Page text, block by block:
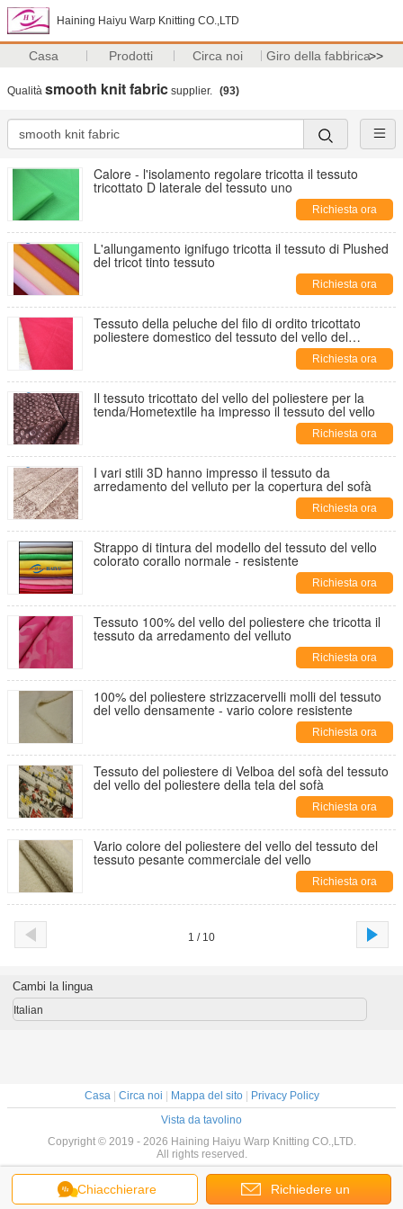
Haining Haiyu Warp Knitting CO.,LTD
Casa Prodotti Circa noi Giro della fabbrica>>
Qualità smooth knit fabric supplier. (93)
Calore - l'isolamento regolare tricotta il tessuto
tricottato D laterale del tessuto uno
Richiesta ora
L'allungamento ignifugo tricotta il tessuto di Plushed
del tricot tinto tessuto
Richiesta ora
Tessuto della peluche del filo di ordito tricottato
poliestere domestico del tessuto del vello del
Richiesta ora
Il tessuto tricottato del vello del poliestere per la
tenda/Hometextile ha impresso il tessuto del vello
Richiesta ora
I vari stili 3D hanno impresso il tessuto da
arredamento del velluto per la copertura del sofà
Richiesta ora
Strappo di tintura del modello del tessuto del vello
colorato corallo normale - resistente
Richiesta ora
Tessuto 100% del vello del poliestere che tricotta il
tessuto da arredamento del velluto
Richiesta ora
100% del poliestere strizzacervelli molli del tessuto
del vello densamente - vario colore resistente
Richiesta ora
Tessuto del poliestere di Velboa del sofà del tessuto
del vello del poliestere della tela del sofà
Richiesta ora
Vario colore del poliestere del vello del tessuto del
tessuto pesante commerciale del vello
Richiesta ora
1 / 10
Chiacchierare Richiedere un
Cambi la lingua
Italian
Casa| Circa noi Mappa del sito|
Privacy Policy
Vista da tavolino
Copyright © 2019 - 2026 Haining Haiyu Warp Knitting CO.,LTD.
All rights reserved.